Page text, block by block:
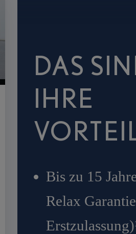
& Panorama-Glasdach
DAS
IHRE
Bis zu 15
Relax